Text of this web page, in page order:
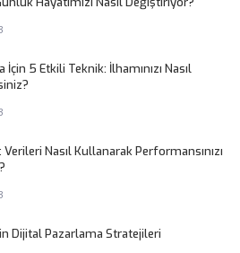
İçin 5 Etkili Teknik: İlhamınızı Nasıl
Nasıl Kullanarak Performansınızı
Dijital Pazarlama Stratejileri